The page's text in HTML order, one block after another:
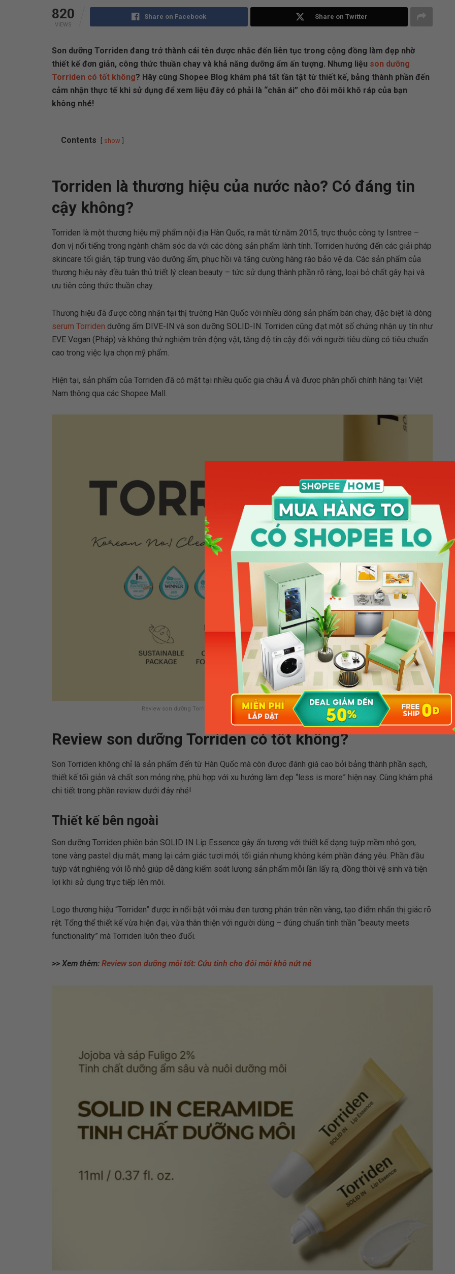
820
VIEWS
Share on Facebook Share on Twitter
Son dưỡng Torriden đang trở thành cái tên được nhắc đến liên tục trong cộng đồng làm đẹp nhờ
thiết kế đơn giản, công thức thuần chay và khả năng dưỡng ẩm ấn tượng. Nhưng liệu son dưỡng
Torriden có tốt không? Hãy cùng Shopee Blog khám phá tất tần tật từ thiết kế, bảng thành phần đến
cảm nhận thực tế khi sử dụng để xem liệu đây có phải là “chân ái” cho đôi môi khô ráp của bạn
không nhé!
Contents show
Torriden là thương hiệu của nước nào? Có đáng tin
cậy không?
Torriden là một thương hiệu mỹ phẩm nội địa Hàn Quốc, ra mắt từ năm 2015, trực thuộc công ty Isntree –
đơn vị nổi tiếng trong ngành chăm sóc da với các dòng sản phẩm lành tính. Torriden hướng đến các giải pháp
skincare tối giản, tập trung vào dưỡng ẩm, phục hồi và tăng cường hàng rào bảo vệ da. Các sản phẩm của
thương hiệu này đều tuân thủ triết lý clean beauty – tức sử dụng thành phần rõ ràng, loại bỏ chất gây hại và
ưu tiên công thức thuần chay.
Thương hiệu đã được công nhận tại thị trường Hàn Quốc với nhiều dòng sản phẩm bán chạy, đặc biệt là dòng
serum Torriden dưỡng ẩm DIVE-IN và son dưỡng SOLID-IN. Torriden cũng đạt một số chứng nhận uy tín như
EVE Vegan (Pháp) và không thử nghiệm trên động vật, tăng độ tin cậy đối với người tiêu dùng có tiêu chuẩn
cao trong việc lựa chọn mỹ phẩm.
Hiện tại, sản phẩm của Torriden đã có mặt tại nhiều quốc gia châu Á và được phân phối chính hãng tại Việt
Nam thông qua các Shopee Mall.
Review son dưỡng Torriden (Nguồn: VN_Torriden Official Store/ shopee.vn)
Review son dưỡng Torriden có tốt không?
Son Torriden không chỉ là sản phẩm đến từ Hàn Quốc mà còn được đánh giá cao bởi bảng thành phần sạch,
thiết kế tối giản và chất son mỏng nhẹ, phù hợp với xu hướng làm đẹp “less is more” hiện nay. Cùng khám phá
chi tiết trong phần review dưới đây nhé!
Thiết kế bên ngoài
Son dưỡng Torriden phiên bản SOLID IN Lip Essence gây ấn tượng với thiết kế dạng tuýp mềm nhỏ gọn,
tone vàng pastel dịu mắt, mang lại cảm giác tươi mới, tối giản nhưng không kém phần đáng yêu. Phần đầu
tuýp vát nghiêng với lỗ nhỏ giúp dễ dàng kiểm soát lượng sản phẩm mỗi lần lấy ra, đồng thời vệ sinh và tiện
lợi khi sử dụng trực tiếp lên môi.
Logo thương hiệu “Torriden” được in nổi bật với màu đen tương phản trên nền vàng, tạo điểm nhấn thị giác rõ
rệt. Tổng thể thiết kế vừa hiện đại, vừa thân thiện với người dùng – đúng chuẩn tinh thần “beauty meets
functionality” mà Torriden luôn theo đuổi.
>> Xem thêm: Review son dưỡng môi tốt: Cứu tinh cho đôi môi khô nứt nẻ